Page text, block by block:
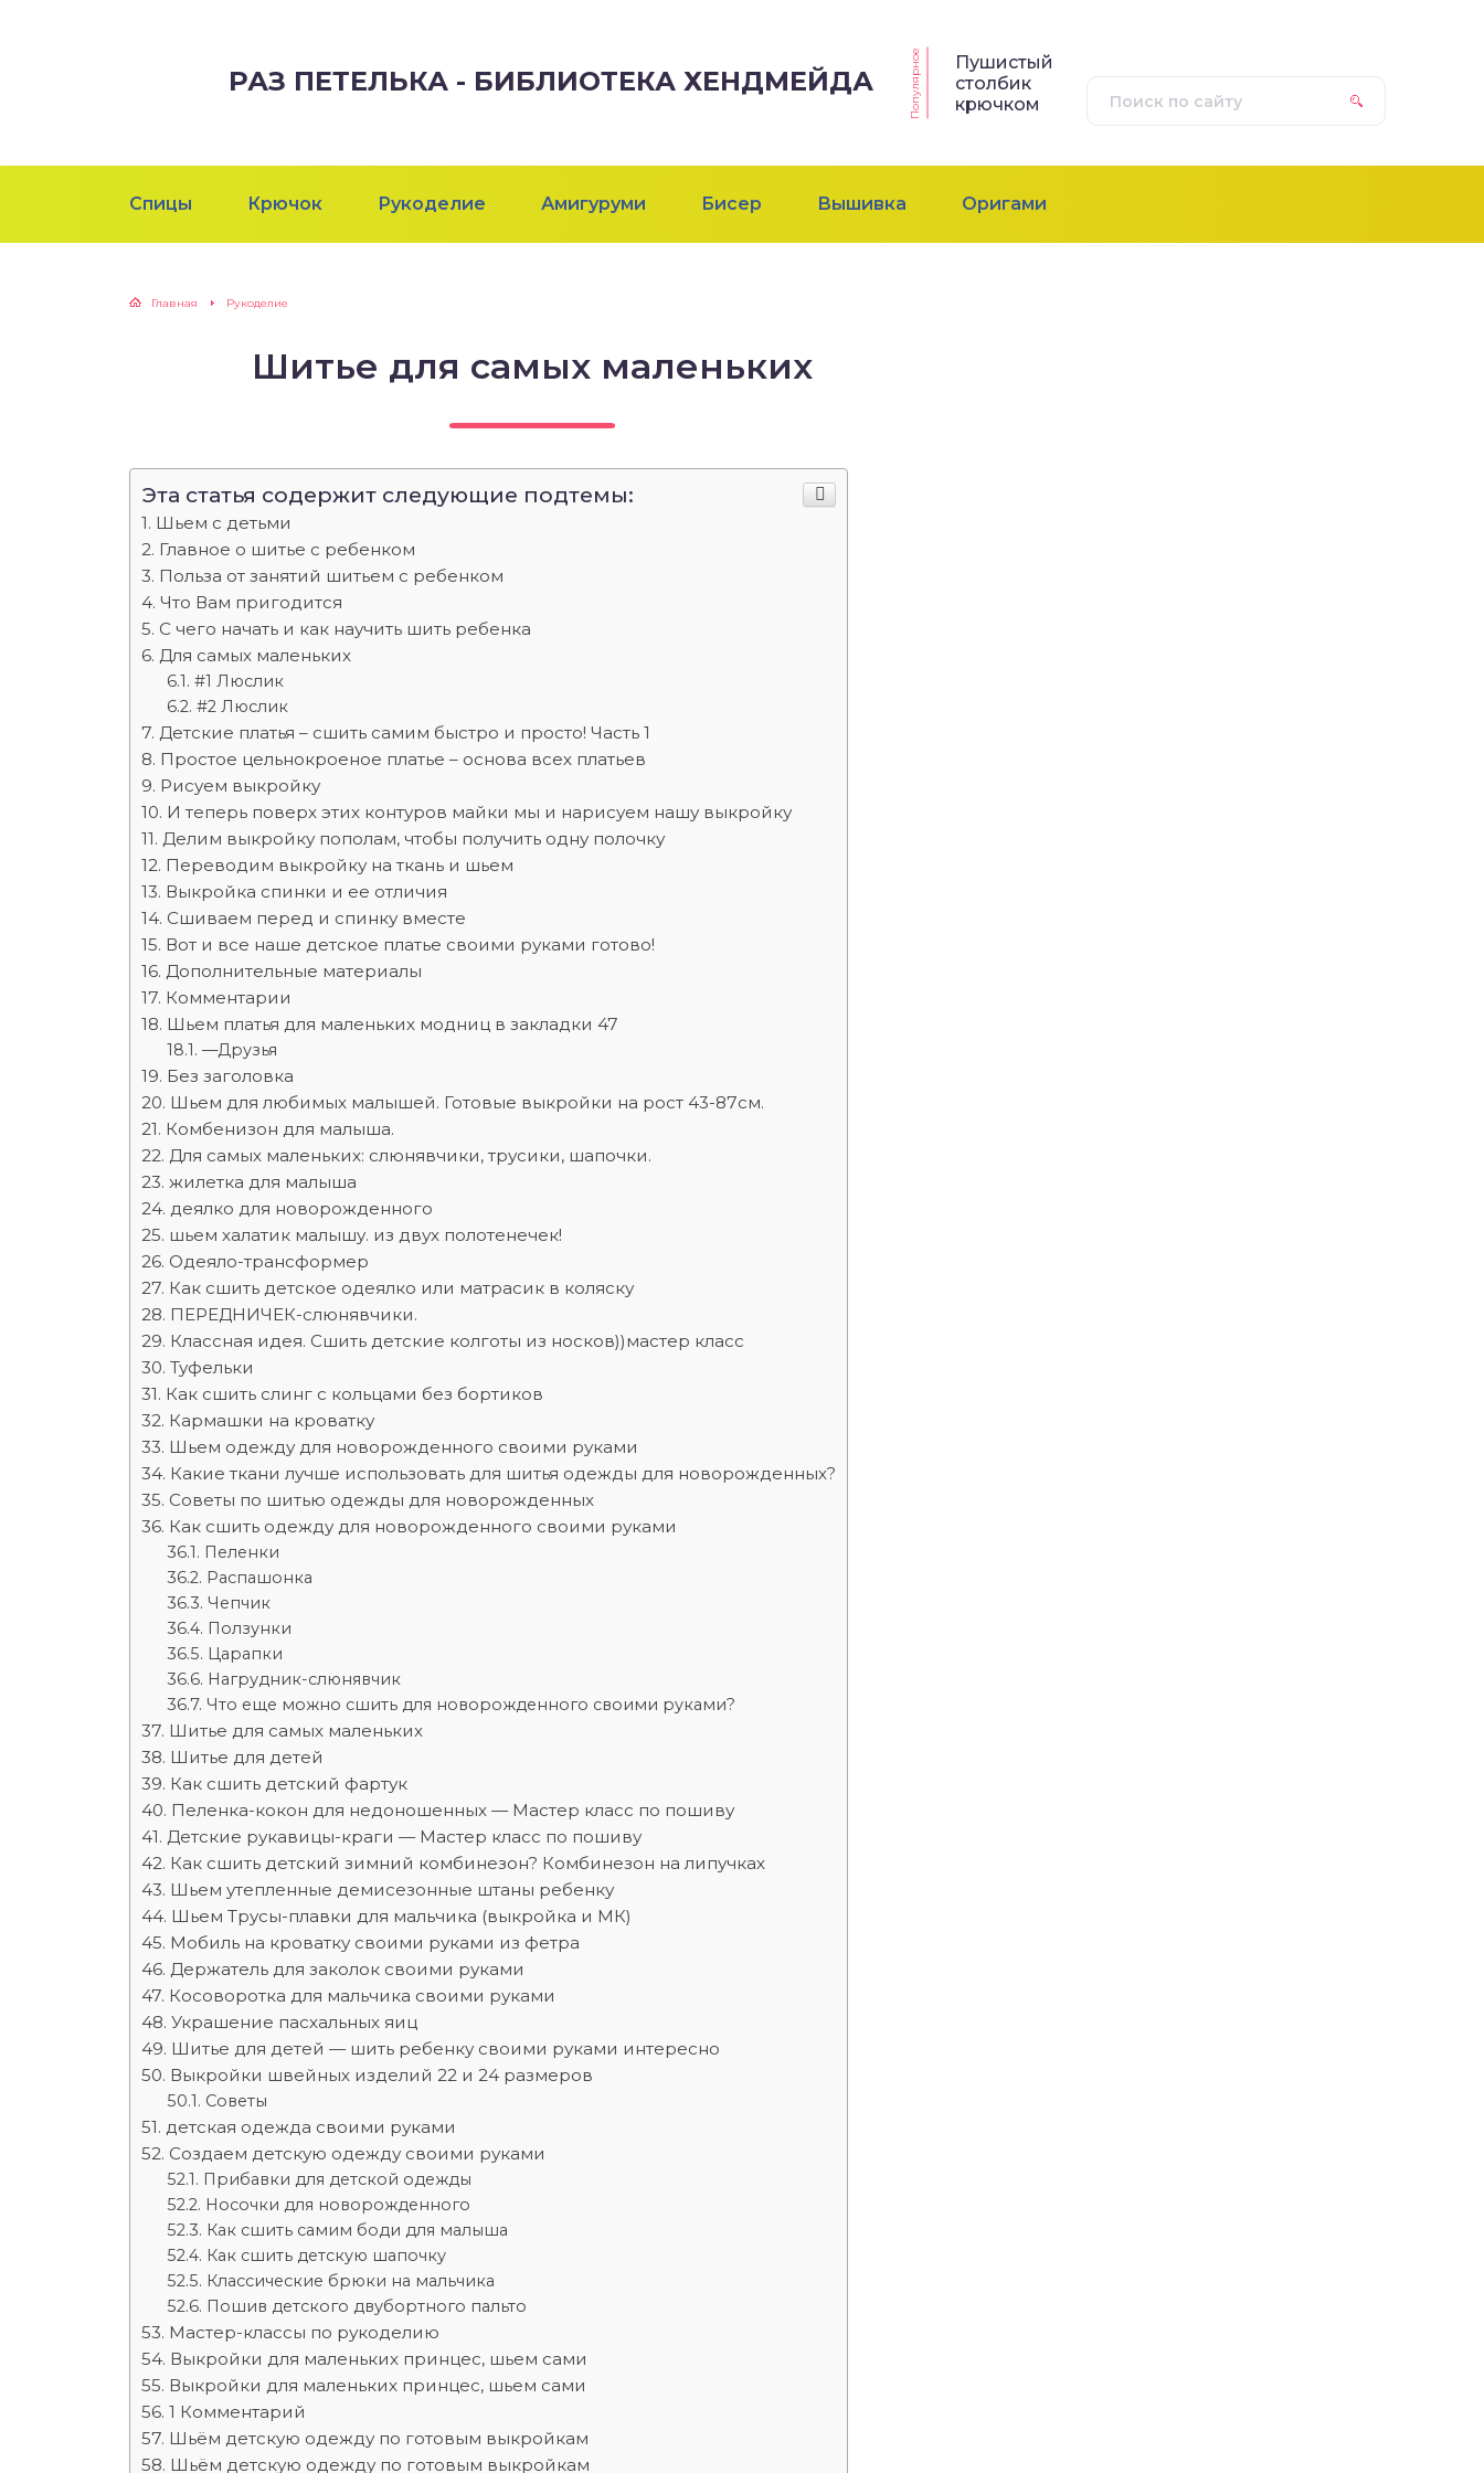
РАЗ ПЕТЕЛЬКА - БИБЛИОТЕКА ХЕНДМЕЙДА Популярное
Пушистый
столбик
крючком
Спицы Крючок Рукоделие Амигуруми Бисер Вышивка Оригами
Главная Рукоделие
Шитье для самых маленьких
Эта статья содержит следующие подтемы:
Шьем с детьми
Главное о шитье с ребенком
Польза от занятий шитьем с ребенком
Что Вам пригодится
С чего начать и как научить шить ребенка
Для самых маленьких
#1 Люслик
#2 Люслик
Детские платья – сшить самим быстро и просто! Часть 1
Простое цельнокроеное платье – основа всех платьев
Рисуем выкройку
И теперь поверх этих контуров майки мы и нарисуем нашу выкройку
Делим выкройку пополам, чтобы получить одну полочку
Переводим выкройку на ткань и шьем
Выкройка спинки и ее отличия
Сшиваем перед и спинку вместе
Вот и все наше детское платье своими руками готово!
Дополнительные материалы
Комментарии
Шьем платья для маленьких модниц в закладки 47
—Друзья
Без заголовка
Шьем для любимых малышей. Готовые выкройки на рост 43-87см.
Комбенизон для малыша.
Для самых маленьких: слюнявчики, трусики, шапочки.
жилетка для малыша
деялко для новорожденного
шьем халатик малышу. из двух полотенечек!
Одеяло-трансформер
Как сшить детское одеялко или матрасик в коляску
ПЕРЕДНИЧЕК-слюнявчики.
Классная идея. Сшить детские колготы из носков))мастер класс
Туфельки
Как сшить слинг с кольцами без бортиков
Кармашки на кроватку
Шьем одежду для новорожденного своими руками
Какие ткани лучше использовать для шитья одежды для новорожденных?
Советы по шитью одежды для новорожденных
Как сшить одежду для новорожденного своими руками
Пеленки
Распашонка
Чепчик
Ползунки
Царапки
Нагрудник-слюнявчик
Что еще можно сшить для новорожденного своими руками?
Шитье для самых маленьких
Шитье для детей
Как сшить детский фартук
Пеленка-кокон для недоношенных — Мастер класс по пошиву
Детские рукавицы-краги — Мастер класс по пошиву
Как сшить детский зимний комбинезон? Комбинезон на липучках
Шьем утепленные демисезонные штаны ребенку
Шьем Трусы-плавки для мальчика (выкройка и МК)
Мобиль на кроватку своими руками из фетра
Держатель для заколок своими руками
Косоворотка для мальчика своими руками
Украшение пасхальных яиц
Шитье для детей — шить ребенку своими руками интересно
Выкройки швейных изделий 22 и 24 размеров
Советы
детская одежда своими руками
Создаем детскую одежду своими руками
Прибавки для детской одежды
Носочки для новорожденного
Как сшить самим боди для малыша
Как сшить детскую шапочку
Классические брюки на мальчика
Пошив детского двубортного пальто
Мастер-классы по рукоделию
Выкройки для маленьких принцес, шьем сами
Выкройки для маленьких принцес, шьем сами
1 Комментарий
Шьём детскую одежду по готовым выкройкам
Шьём детскую одежду по готовым выкройкам